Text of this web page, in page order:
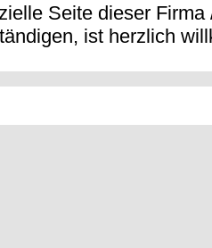
Seite dieser
ist herzlich